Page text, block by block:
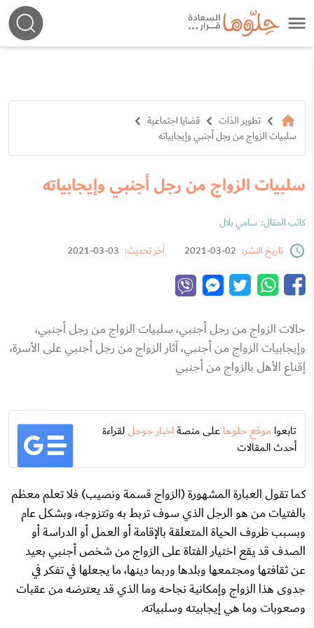
تطوير الذات
قضايا اجتماعية
سلبيات الزواج من رجل أجنبي وإيجابياته
سلبيات الزواج من رجل أجنبي وإيجابياته
كاتب المقال: سامي بلال
تاريخ النشر: 02-03-2021 آخر تحديث: 03-03-2021
حالات الزواج من رجل أجنبي، سلبيات الزواج من رجل أجنبي،
وإيجابيات الزواج من أجنبي، آثار الزواج من رجل أجنبي على الأسرة،
إقناع الأهل بالزواج من أجنبي
تابعواموقع حلوهاعلى منصةاخبار جوجللقراءة
أحدث المقالات
كما تقول العبارة المشهورة (الزواج قسمة ونصيب) فلا تعلم معظم
بالفتيات من هو الرجل الذي سوف تربط به وتتزوجه، وبشكل عام
وبسبب ظروف الحياة المتعلقة بالإقامة أو العمل أو الدراسة أو
الصدف قد يقع اختيار الفتاة على الزواج من شخص أجنبي بعيد
عن ثقافتها ومجتمعها وبلدها وربما دينها، ما يجعلها في تفكر في
جدوى هذا الزواج وإمكانية نجاحه وما الذي قد يعترضه من عقبات
وصعوبات وما هي إيجابيته وسلبياته.